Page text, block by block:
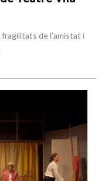
de l’amistat i